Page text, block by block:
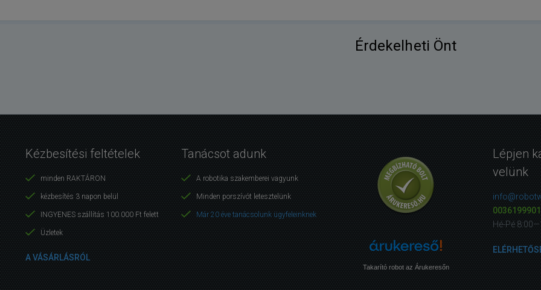
Érdekelheti Önt
Kézbesítési feltételek
minden RAKTÁRON
kézbesítés 3 napon belül
INGYENES szállítás 100.000 Ft felett
Üzletek
A VÁSÁRLÁSRÓL
Tanácsot adunk
A robotika szakemberei vagyunk
Minden porszívót letesztelünk
Már 20 éve tanácsolunk ügyfeleinknek
Takarító robot az Árukeresőn
Lépjen
velünk
Hé-Pé